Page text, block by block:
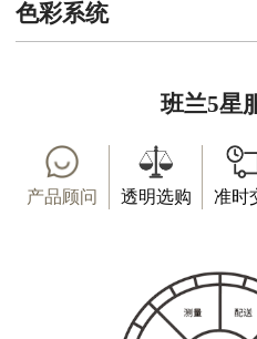
色彩系统
班兰5星
产品顾问 透明选购 准时